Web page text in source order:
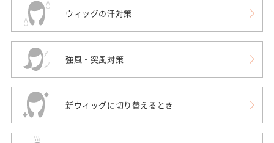
ウィッグの汗対策
強風・突風対策
新ウィッグに切り替えるとき